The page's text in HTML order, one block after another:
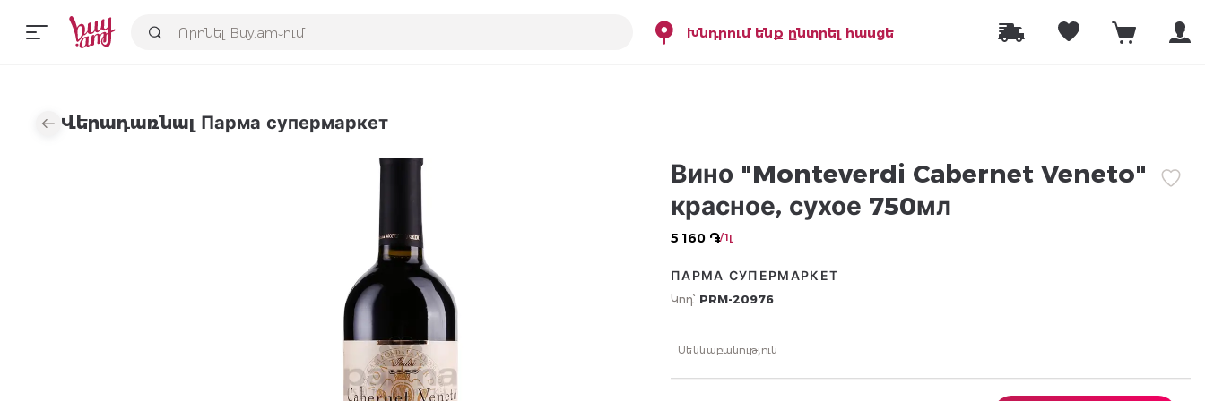
Խնդրում ենք ընտրել հասցե
Վերադառնալ Парма супермаркет
Вино "Monteverdi Cabernet Veneto"
красное, сухое 750мл
5 160 ֏/ 1լ
ПАРМА СУПЕРМАРКЕТ
Կոդ՝ PRM-20976
Մեկնաբանություն